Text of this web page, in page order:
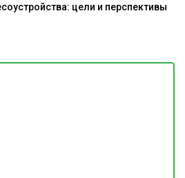
цели и перспективы